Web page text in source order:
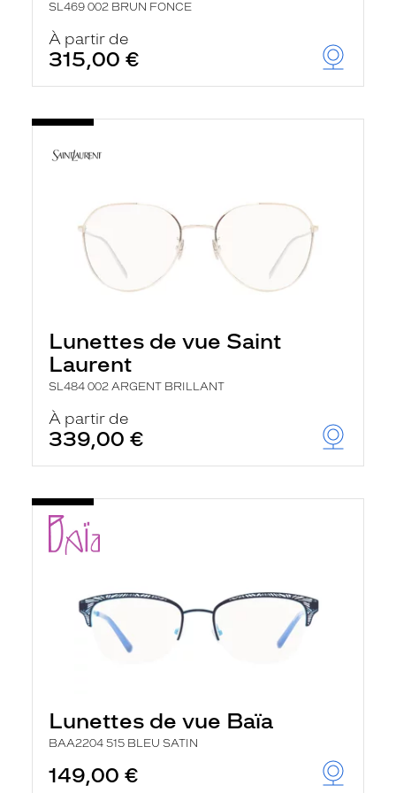
SL469 002 BRUN FONCE
À partir de
315,00 €
Lunettes de vue Saint
Laurent
SL484 002 ARGENT BRILLANT
À partir de
339,00 €
Lunettes de vue Baïa
BAA2204 515 BLEU SATIN
149,00 €